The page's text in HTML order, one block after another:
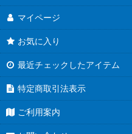
マイページ
お気に入り
最近チェックしたアイテム
特定商取引法表示
ご利用案内